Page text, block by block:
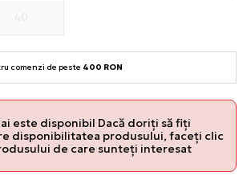
comenzi de peste 400 RON
este disponibil Dacă doriți să fiți
disponibilitatea produsului, faceți clic
de care sunteți interesat